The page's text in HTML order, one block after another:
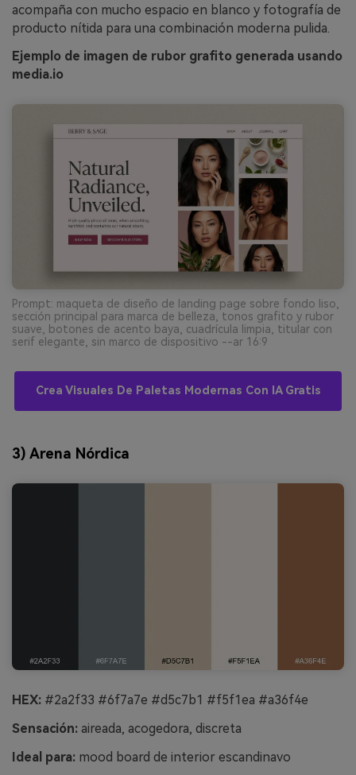
acompaña con mucho espacio en blanco y fotografía de
producto nítida para una combinación moderna pulida.
Ejemplo de imagen de rubor grafito generada usando
media.io
Prompt: maqueta de diseño de landing page sobre fondo liso,
sección principal para marca de belleza, tonos grafito y rubor
suave, botones de acento baya, cuadrícula limpia, titular con
serif elegante, sin marco de dispositivo --ar 16:9
Crea Visuales De Paletas Modernas Con IA Gratis
3) Arena Nórdica
HEX: #2a2f33 #6f7a7e #d5c7b1 #f5f1ea #a36f4e
Sensación: aireada, acogedora, discreta
Ideal para: mood board de interior escandinavo